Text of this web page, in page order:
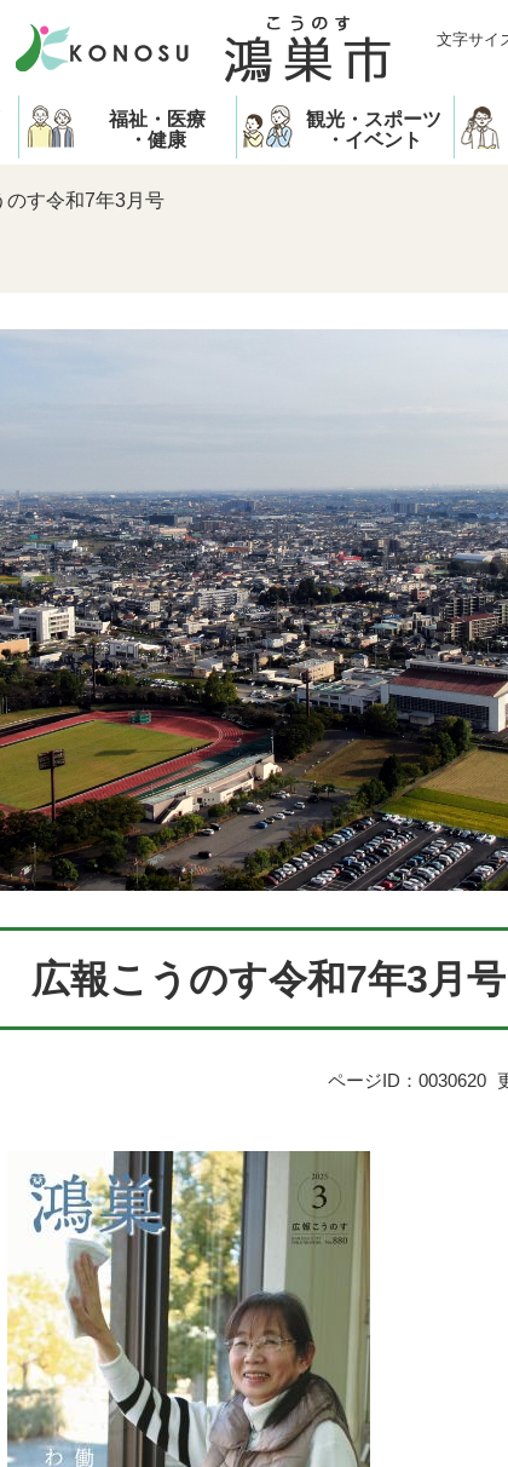
文字サイ
福祉・医療
・健康
観光・スポーツ
・イベント
のす令和7年3月号
広報こうのす令和7年3月号
ページID：0030620